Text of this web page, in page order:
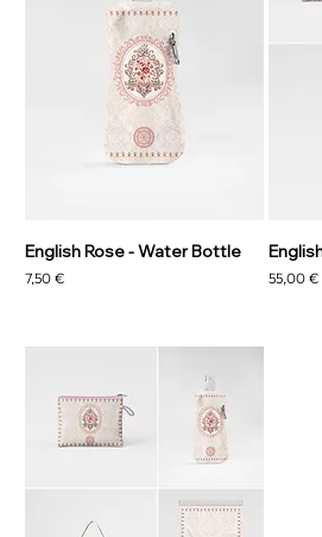
English Rose - Water Bottle
Precio
7,50 € Precio
55,00 €